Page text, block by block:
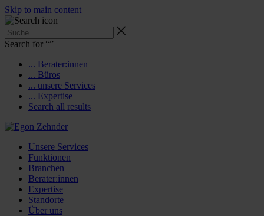
Skip to main content
Search for “”
... Berater:innen
... Büros
... unsere Services
... Expertise
Search all results
Unsere Services
Funktionen
Branchen
Berater:innen
Expertise
Standorte
Über uns